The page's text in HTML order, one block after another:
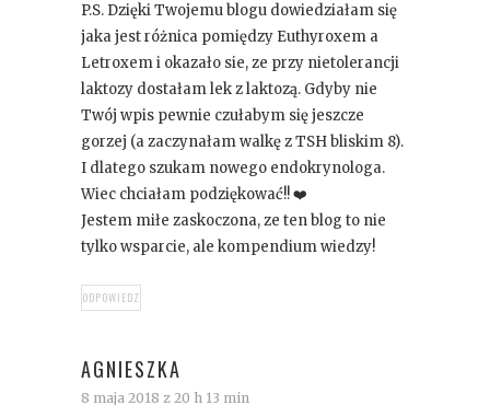
P.S. Dzięki Twojemu blogu dowiedziałam się
jaka jest różnica pomiędzy Euthyroxem a
Letroxem i okazało sie, ze przy nietolerancji
laktozy dostałam lek z laktozą. Gdyby nie
Twój wpis pewnie czułabym się jeszcze
gorzej (a zaczynałam walkę z TSH bliskim 8).
I dlatego szukam nowego endokrynologa.
Wiec chciałam podziękować!! ❤️
Jestem miłe zaskoczona, ze ten blog to nie
tylko wsparcie, ale kompendium wiedzy!
ODPOWIEDZ
AGNIESZKA
8 maja 2018 z 20 h 13 min